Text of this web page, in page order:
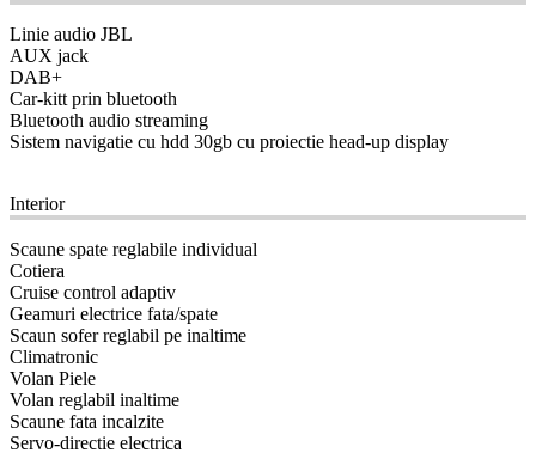
Linie audio JBL
AUX jack
DAB+
Car-kitt prin bluetooth
Bluetooth audio streaming
Sistem navigatie cu hdd 30gb cu proiectie head-up display
Interior
Scaune spate reglabile individual
Cotiera
Cruise control adaptiv
Geamuri electrice fata/spate
Scaun sofer reglabil pe inaltime
Climatronic
Volan Piele
Volan reglabil inaltime
Scaune fata incalzite
Servo-directie electrica